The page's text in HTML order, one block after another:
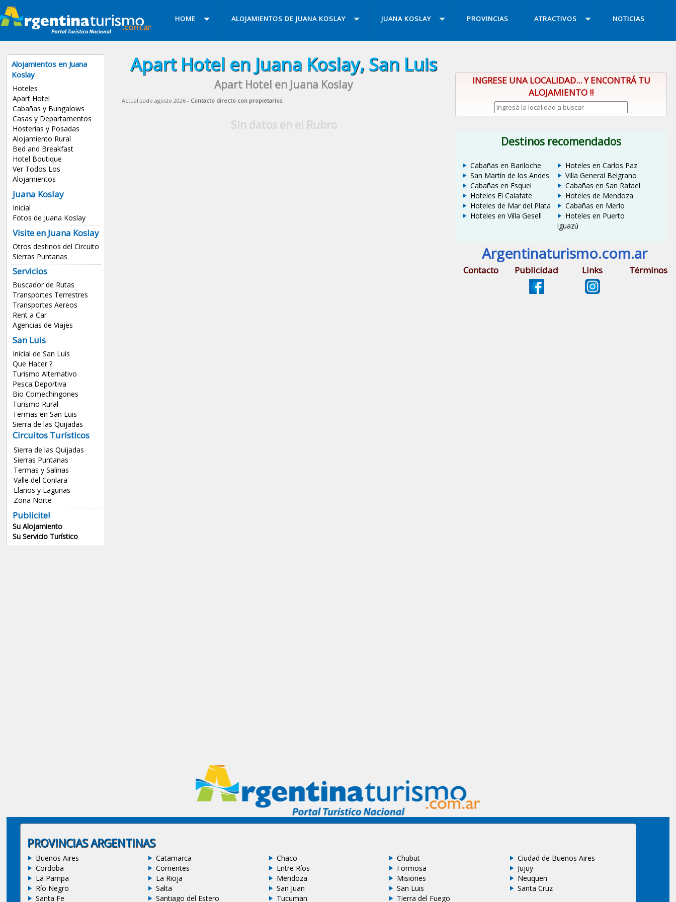
HOME ALOJAMIENTOS DE JUANA KOSLAY JUANA KOSLAY PROVINCIAS ATRACTIVOS NOTICIAS
Alojamientos en Juana
Koslay
Hoteles
Apart Hotel
Cabañas y Bungalows
Casas y Departamentos
Hosterias y Posadas
Alojamiento Rural
Bed and Breakfast
Hotel Boutique
Ver Todos Los
Alojamientos
Juana Koslay
Inicial
Fotos de Juana Koslay
Visite en Juana Koslay
Otros destinos del Circuito
Sierras Puntanas
Servicios
Buscador de Rutas
Transportes Terrestres
Transportes Aereos
Rent a Car
Agencias de Viajes
San Luis
Inicial de San Luis
Que Hacer ?
Turismo Alternativo
Pesca Deportiva
Bio Comechingones
Turismo Rural
Termas en San Luis
Sierra de las Quijadas
Circuitos Turísticos
Sierra de las Quijadas
Sierras Puntanas
Termas y Salinas
Valle del Conlara
Llanos y Lagunas
Zona Norte
Publicite!
Su Alojamiento
Su Servicio Turístico
Apart Hotel en Juana Koslay, San Luis
Apart Hotel en Juana Koslay
Actualizado agosto 2026 - Contacto directo con propietarios
Sin datos en el Rubro
INGRESE UNA LOCALIDAD... Y ENCONTRÁ TU
ALOJAMIENTO !!
Destinos recomendados
Cabañas en Bariloche
San Martín de los Andes
Cabañas en Esquel
Hoteles El Calafate
Hoteles de Mar del Plata
Hoteles en Villa Gesell
Hoteles en Carlos Paz
Villa General Belgrano
Cabañas en San Rafael
Hoteles de Mendoza
Cabañas en Merlo
Hoteles en Puerto
Iguazú
Argentinaturismo.com.ar
Contacto Publicidad Links Términos
PROVINCIAS ARGENTINAS
Buenos Aires Catamarca Chaco Chubut
Ciudad de Buenos Aires
Cordoba
Corrientes Entre Ríos Formosa
Jujuy
La Pampa
La Rioja Mendoza Misiones
Neuquen
Río Negro
Salta San Juan San Luis
Santa Cruz
Santa Fe
Santiago del Estero Tucuman Tierra del Fuego